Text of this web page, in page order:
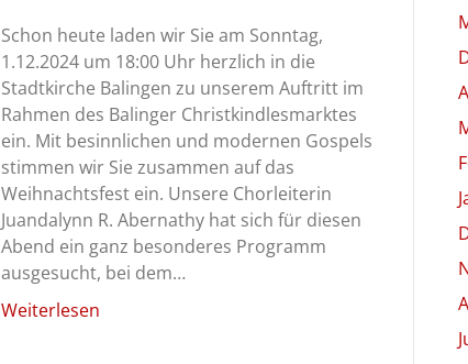
Schon heute laden wir Sie am Sonntag,
1.12.2024 um 18:00 Uhr herzlich in die
Stadtkirche Balingen zu unserem Auftritt im
Rahmen des Balinger Christkindlesmarktes
ein. Mit besinnlichen und modernen Gospels
stimmen wir Sie zusammen auf das
Weihnachtsfest ein. Unsere Chorleiterin
Juandalynn R. Abernathy hat sich für diesen
Abend ein ganz besonderes Programm
ausgesucht, bei dem…
Weiterlesen